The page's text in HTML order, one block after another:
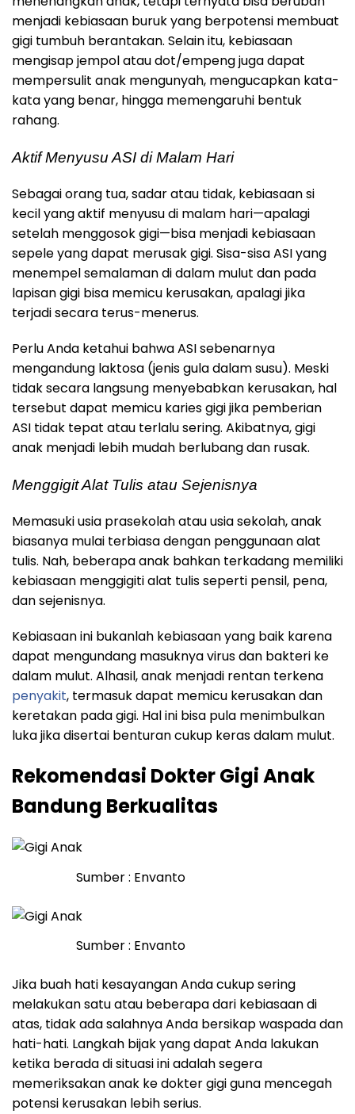
menjadi kebiasaan buruk yang berpotensi membuat
gigi tumbuh berantakan. Selain itu, kebiasaan
mengisap jempol atau dot/empeng juga dapat
mempersulit anak mengunyah, mengucapkan kata-
kata yang benar, hingga memengaruhi bentuk
rahang.
Aktif Menyusu ASI di Malam Hari
Sebagai orang tua, sadar atau tidak, kebiasaan si
kecil yang aktif menyusu di malam hari—apalagi
setelah menggosok gigi—bisa menjadi kebiasaan
sepele yang dapat merusak gigi. Sisa-sisa ASI yang
menempel semalaman di dalam mulut dan pada
lapisan gigi bisa memicu kerusakan, apalagi jika
terjadi secara terus-menerus.
Perlu Anda ketahui bahwa ASI sebenarnya
mengandung laktosa (jenis gula dalam susu). Meski
tidak secara langsung menyebabkan kerusakan, hal
tersebut dapat memicu karies gigi jika pemberian
ASI tidak tepat atau terlalu sering. Akibatnya, gigi
anak menjadi lebih mudah berlubang dan rusak.
Menggigit Alat Tulis atau Sejenisnya
Memasuki usia prasekolah atau usia sekolah, anak
biasanya mulai terbiasa dengan penggunaan alat
tulis. Nah, beberapa anak bahkan terkadang memiliki
kebiasaan menggigiti alat tulis seperti pensil, pena,
dan sejenisnya.
Kebiasaan ini bukanlah kebiasaan yang baik karena
dapat mengundang masuknya virus dan bakteri ke
dalam mulut. Alhasil, anak menjadi rentan terkena
penyakit, termasuk dapat memicu kerusakan dan
keretakan pada gigi. Hal ini bisa pula menimbulkan
luka jika disertai benturan cukup keras dalam mulut.
Rekomendasi Dokter Gigi Anak
Bandung Berkualitas
Sumber : Envanto
Sumber : Envanto
Jika buah hati kesayangan Anda cukup sering
melakukan satu atau beberapa dari kebiasaan di
atas, tidak ada salahnya Anda bersikap waspada dan
hati-hati. Langkah bijak yang dapat Anda lakukan
ketika berada di situasi ini adalah segera
memeriksakan anak ke dokter gigi guna mencegah
potensi kerusakan lebih serius.